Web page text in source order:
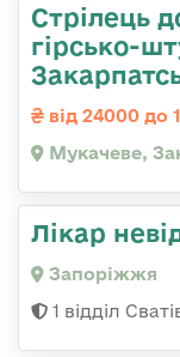
Стрілець
гірсько-
від 24000 до
Мукачеве,
Лікар
Запоріжжя
1 відділ